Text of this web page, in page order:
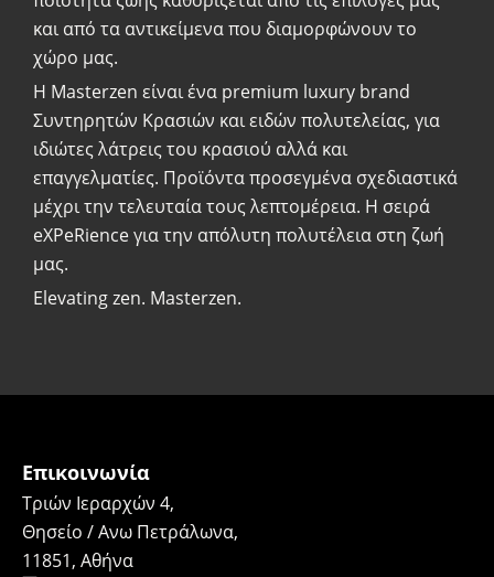
και από τα αντικείμενα που διαμορφώνουν το
χώρο μας.
Η Masterzen είναι ένα premium luxury brand
Συντηρητών Κρασιών και ειδών πολυτελείας, για
ιδιώτες λάτρεις του κρασιού αλλά και
επαγγελματίες. Προϊόντα προσεγμένα σχεδιαστικά
μέχρι την τελευταία τους λεπτομέρεια. Η σειρά
eXPeRience για την απόλυτη πολυτέλεια στη ζωή
μας.
Elevating zen. Masterzen.
Επικοινωνία
Τριών Ιεραρχών 4,
Θησείο / Ανω Πετράλωνα,
11851, Αθήνα